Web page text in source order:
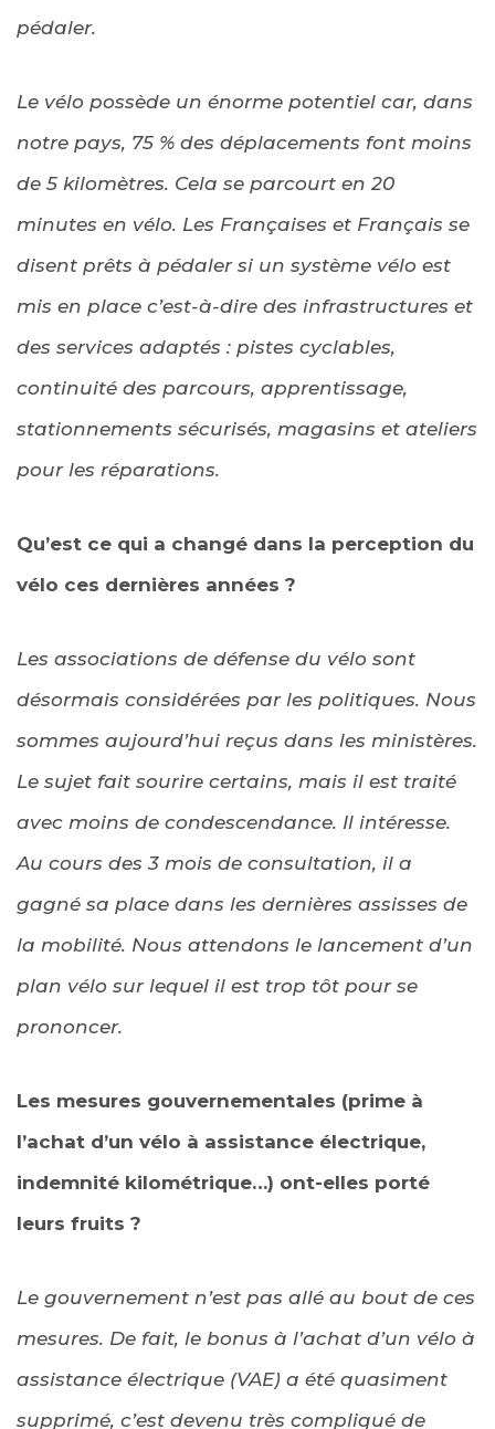
pédaler.
Le vélo possède un énorme potentiel car, dans
notre pays, 75 % des déplacements font moins
de 5 kilomètres. Cela se parcourt en 20
minutes en vélo. Les Françaises et Français se
disent prêts à pédaler si un système vélo est
mis en place c’est-à-dire des infrastructures et
des services adaptés : pistes cyclables,
continuité des parcours, apprentissage,
stationnements sécurisés, magasins et ateliers
pour les réparations.
Qu’est ce qui a changé dans la perception du
vélo ces dernières années ?
Les associations de défense du vélo sont
désormais considérées par les politiques. Nous
sommes aujourd’hui reçus dans les ministères.
Le sujet fait sourire certains, mais il est traité
avec moins de condescendance. Il intéresse.
Au cours des 3 mois de consultation, il a
gagné sa place dans les dernières assisses de
la mobilité. Nous attendons le lancement d’un
plan vélo sur lequel il est trop tôt pour se
prononcer.
Les mesures gouvernementales (prime à
l’achat d’un vélo à assistance électrique,
indemnité kilométrique…) ont-elles porté
leurs fruits ?
Le gouvernement n’est pas allé au bout de ces
mesures. De fait, le bonus à l’achat d’un vélo à
assistance électrique (VAE) a été quasiment
supprimé, c’est devenu très compliqué de